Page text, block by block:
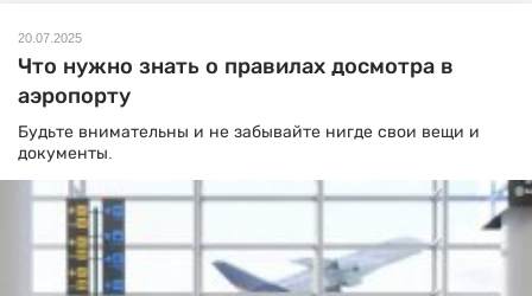
20.07.2025
Что нужно знать о правилах досмотра в
аэропорту
Будьте внимательны и не забывайте нигде свои вещи и
документы.